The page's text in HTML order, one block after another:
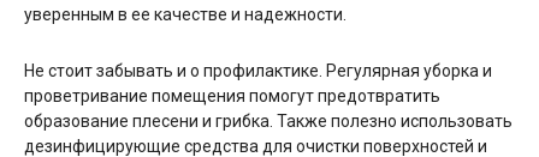
уверенным в ее качестве и надежности.
Не стоит забывать и о профилактике. Регулярная уборка и
проветривание помещения помогут предотвратить
образование плесени и грибка. Также полезно использовать
дезинфицирующие средства для очистки поверхностей и